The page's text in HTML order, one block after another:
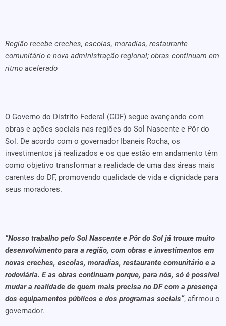
Região recebe creches, escolas, moradias, restaurante
comunitário e nova administração regional; obras continuam em
ritmo acelerado
O Governo do Distrito Federal (GDF) segue avançando com
obras e ações sociais nas regiões do Sol Nascente e Pôr do
Sol. De acordo com o governador Ibaneis Rocha, os
investimentos já realizados e os que estão em andamento têm
como objetivo transformar a realidade de uma das áreas mais
carentes do DF, promovendo qualidade de vida e dignidade para
seus moradores.
“Nosso trabalho pelo Sol Nascente e Pôr do Sol já trouxe muito
desenvolvimento para a região, com obras e investimentos em
novas creches, escolas, moradias, restaurante comunitário e a
rodoviária. E as obras continuam porque, para nós, só é possível
mudar a realidade de quem mais precisa no DF com a presença
dos equipamentos públicos e dos programas sociais”, afirmou o
governador.